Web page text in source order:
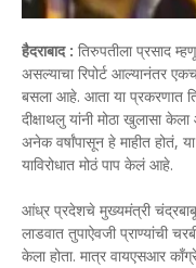
हैदराबाद : तिरुपतीला प्रसाद
असल्याचा रिपोर्ट आल्यानंतर
बसला आहे. आता या प्रकरणात
दीक्षाथलु यांनी मोठा खुलासा
अनेक वर्षांपासून हे माहीत होतं,
याविरोधात मोठं पाप केलं आहे.
आंध्र प्रदेशचे मुख्यमंत्री चंद्रबाबू
लाडवात तुपाऐवजी प्राण्यांची
केला होता. मात्र वायएसआर